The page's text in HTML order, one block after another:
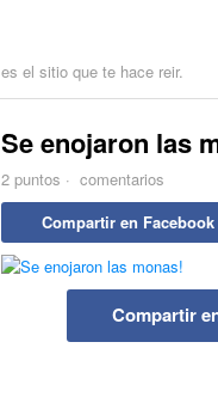
es el sitio que te hace reir.
Se enojaron las
2 puntos · comentarios
Compartir en Facebook
Compartir